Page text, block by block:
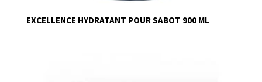
EXCELLENCE HYDRATANT POUR SABOT 900 ML